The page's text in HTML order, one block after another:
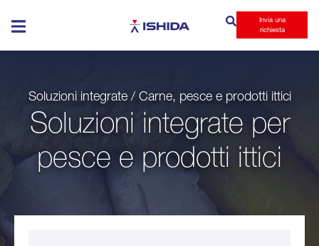
Invia una
richiesta
Soluzioni integrate / Carne, pesce e prodotti ittici
Soluzioni integrate per
pesce e prodotti ittici